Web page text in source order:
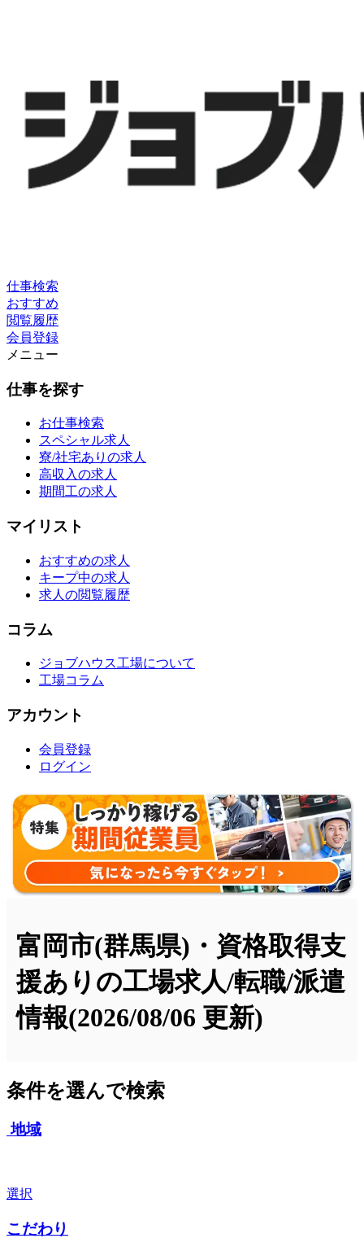
仕事検索
おすすめ
閲覧履歴
会員登録
メニュー
仕事を探す
お仕事検索
スペシャル求人
寮/社宅ありの求人
高収入の求人
期間工の求人
マイリスト
おすすめの求人
キープ中の求人
求人の閲覧履歴
コラム
ジョブハウス工場について
工場コラム
アカウント
会員登録
ログイン
富岡市(群馬県)・資格取得支
援ありの工場求人/転職/派遣
情報(2026/08/06 更新)
条件を選んで検索
地域
選択
こだわり